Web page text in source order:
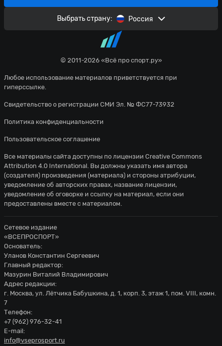
© 2011-2026 «Всё про спорт.ру»
Любое использование материалов приветствуется при
гиперссылке.
Свидетельство о регистрации СМИ Эл. № ФС77-73932
Политика конфиденциальности
Пользовательское соглашение
Выбрать страну: Россия
Все материалы сайта доступны по лицензии Creative Commons
Attribution 4.0 International. Вы должны указать имя автора
(создателя) произведения (материала) и стороны атрибуции,
уведомление об авторских правах, название лицензии,
уведомление об оговорке и ссылку на материал, если они
предоставлены вместе с материалом.
Сетевое издание
«ВСЕПРОСПОРТ»
Основатель:
Уланов Константин Сергеевич
Главный редактор:
Мазурин Виталий Владимирович
Адрес редакции:
г. Москва, ул. Лётчика Бабушкина, д. 1, корп. 3, этаж 1, пом. VIII, комн.
7
Телефон:
+7 (962) 976-32-41
E-mail:
info@vseprosport.ru